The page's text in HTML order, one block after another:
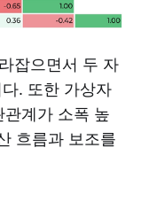
잡으면서 두 자
. 또한 가상자
계가 소폭 높
흐름과 보조를